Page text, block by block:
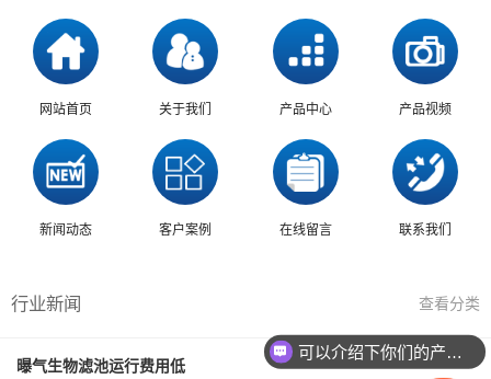
网站首页 关于我们 产品中心 产品视频
新闻动态 客户案例 在线留言 联系我们
行业新闻 查看分类
曝气生物滤池运行费用低